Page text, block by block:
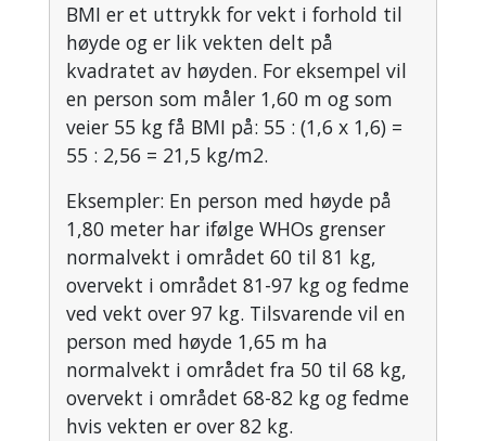
BMI er et uttrykk for vekt i forhold til
høyde og er lik vekten delt på
kvadratet av høyden. For eksempel vil
en person som måler 1,60 m og som
veier 55 kg få BMI på: 55 : (1,6 x 1,6) =
55 : 2,56 = 21,5 kg/m2.
Eksempler: En person med høyde på
1,80 meter har ifølge WHOs grenser
normalvekt i området 60 til 81 kg,
overvekt i området 81-97 kg og fedme
ved vekt over 97 kg. Tilsvarende vil en
person med høyde 1,65 m ha
normalvekt i området fra 50 til 68 kg,
overvekt i området 68-82 kg og fedme
hvis vekten er over 82 kg.